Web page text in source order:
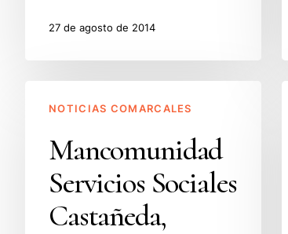
27 de agosto de 2014
Servicios
Castañeda,
Penagos,
NOTICIAS COMARCALES
Mancomunidad
Servicios Sociales
Castañeda,